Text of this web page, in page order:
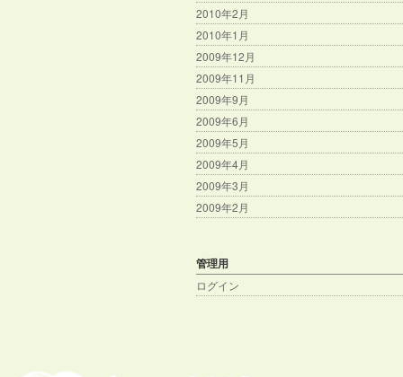
2010年2月
2010年1月
2009年12月
2009年11月
2009年9月
2009年6月
2009年5月
2009年4月
2009年3月
2009年2月
管理用
ログイン